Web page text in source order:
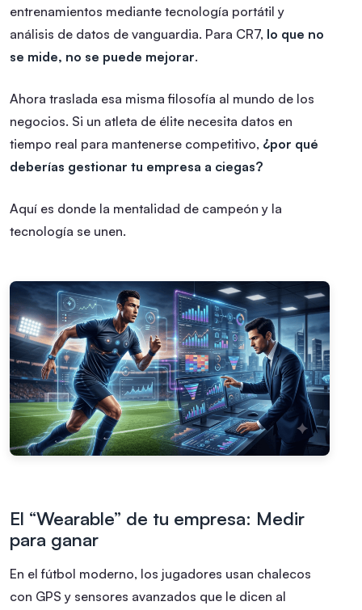
entrenamientos mediante tecnología portátil y
análisis de datos de vanguardia. Para CR7, lo que no
se mide, no se puede mejorar.
Ahora traslada esa misma filosofía al mundo de los
negocios. Si un atleta de élite necesita datos en
tiempo real para mantenerse competitivo, ¿por qué
deberías gestionar tu empresa a ciegas?
Aquí es donde la mentalidad de campeón y la
tecnología se unen.
El “Wearable” de tu empresa: Medir
para ganar
En el fútbol moderno, los jugadores usan chalecos
con GPS y sensores avanzados que le dicen al